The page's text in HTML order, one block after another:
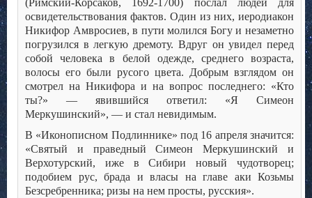
(Римский-Корсаков, 1692-1700) послал людей для
освидетельствования фактов. Один из них, иеродиакон
Никифор Амвросиев, в пути молился Богу и незаметно
погрузился в легкую дремоту. Вдруг он увидел перед
собой человека в белой одежде, среднего возраста,
волосы его были русого цвета. Добрым взглядом он
смотрел на Никифора и на вопрос последнего: «Кто
ты?» — явившийся ответил: «Я Симеон
Меркушинский», — и стал невидимым.
В «Иконописном Подлиннике» под 16 апреля значится:
«Святый и праведный Симеон Меркушинский и
Верхотурский, иже в Сибири новый чудотворец;
подобием рус, брада и власы на главе аки Козьмы
Безсребренника; ризы на нем просты, русския».